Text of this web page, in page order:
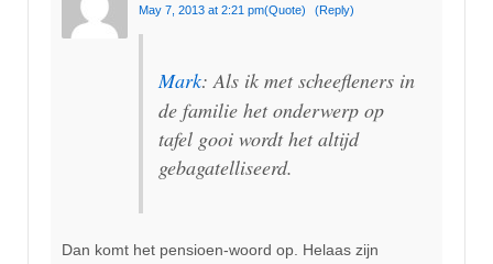
May 7, 2013 at 2:21 pm(Quote) (Reply)
Mark: Als ik met scheefleners in
de familie het onderwerp op
tafel gooi wordt het altijd
gebagatelliseerd.
Dan komt het pensioen-woord op. Helaas zijn